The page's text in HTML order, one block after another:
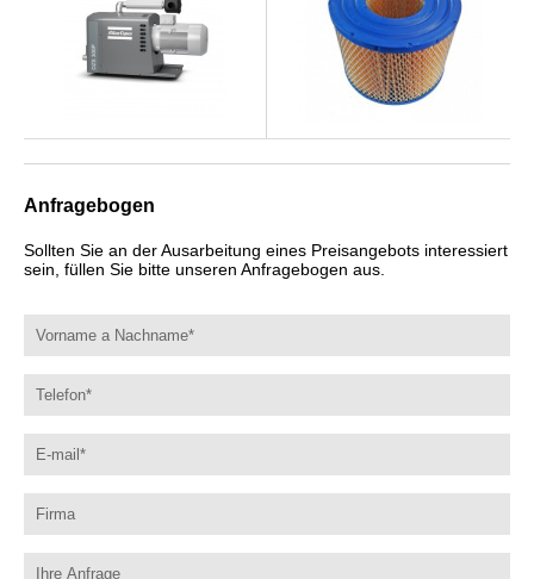
Anfragebogen
Sollten Sie an der Ausarbeitung eines Preisangebots interessiert
sein, füllen Sie bitte unseren Anfragebogen aus.